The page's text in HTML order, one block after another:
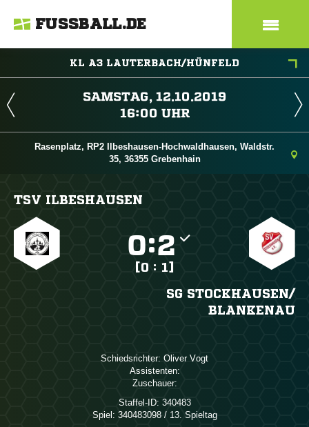
FUSSBALL.DE
KL A3 LAUTERBACH/HÜNFELD
 
 
Rasenplatz, RP2 Ilbeshausen-Hochwaldhausen, Waldstr.
35, 36355 Grebenhain
TSV ILBESHAUSEN
:
[0 : 1]
SG STOCKHAUSEN/​
BLANKENAU
Schiedsrichter:  
Assistenten:
Zuschauer:
Staffel-ID: 340483
Spiel: 340483098 / 13. Spieltag